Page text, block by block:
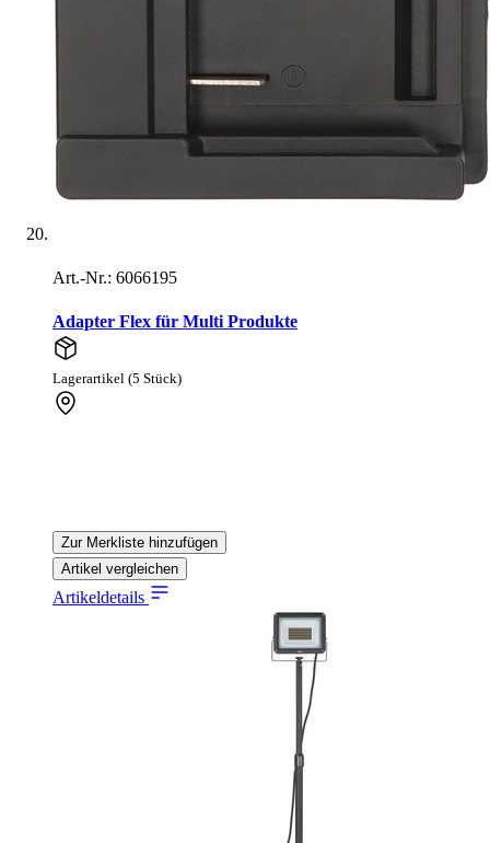
Art.-Nr.: 6066195
Adapter Flex für Multi Produkte
Lagerartikel (5 Stück)
Zur Merkliste hinzufügen
Artikel vergleichen
Artikeldetails